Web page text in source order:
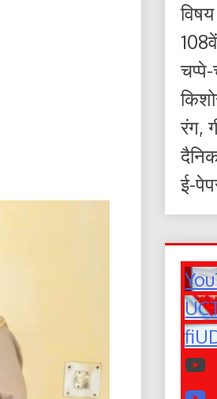
विषय
चप्पे-
रंग,
ई-